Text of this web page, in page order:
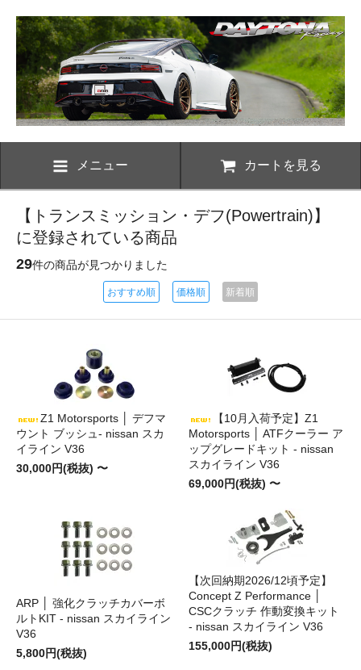
メニュー カートを見る
【トランスミッション・デフ(Powertrain)】
に登録されている商品
29件の商品が見つかりました
おすすめ順 価格順 新着順
Z1 Motorsports │ デフマ
ウント ブッシュ- nissan スカ
イライン V36
30,000円(税抜) 〜
【10月入荷予定】Z1
Motorsports │ ATFクーラー ア
ップグレードキット - nissan
スカイライン V36
69,000円(税抜) 〜
ARP │ 強化クラッチカバーボ
ルトKIT - nissan スカイライン
V36
5,800円(税抜)
【次回納期2026/12頃予定】
Concept Z Performance │
CSCクラッチ 作動変換キット
- nissan スカイライン V36
155,000円(税抜)